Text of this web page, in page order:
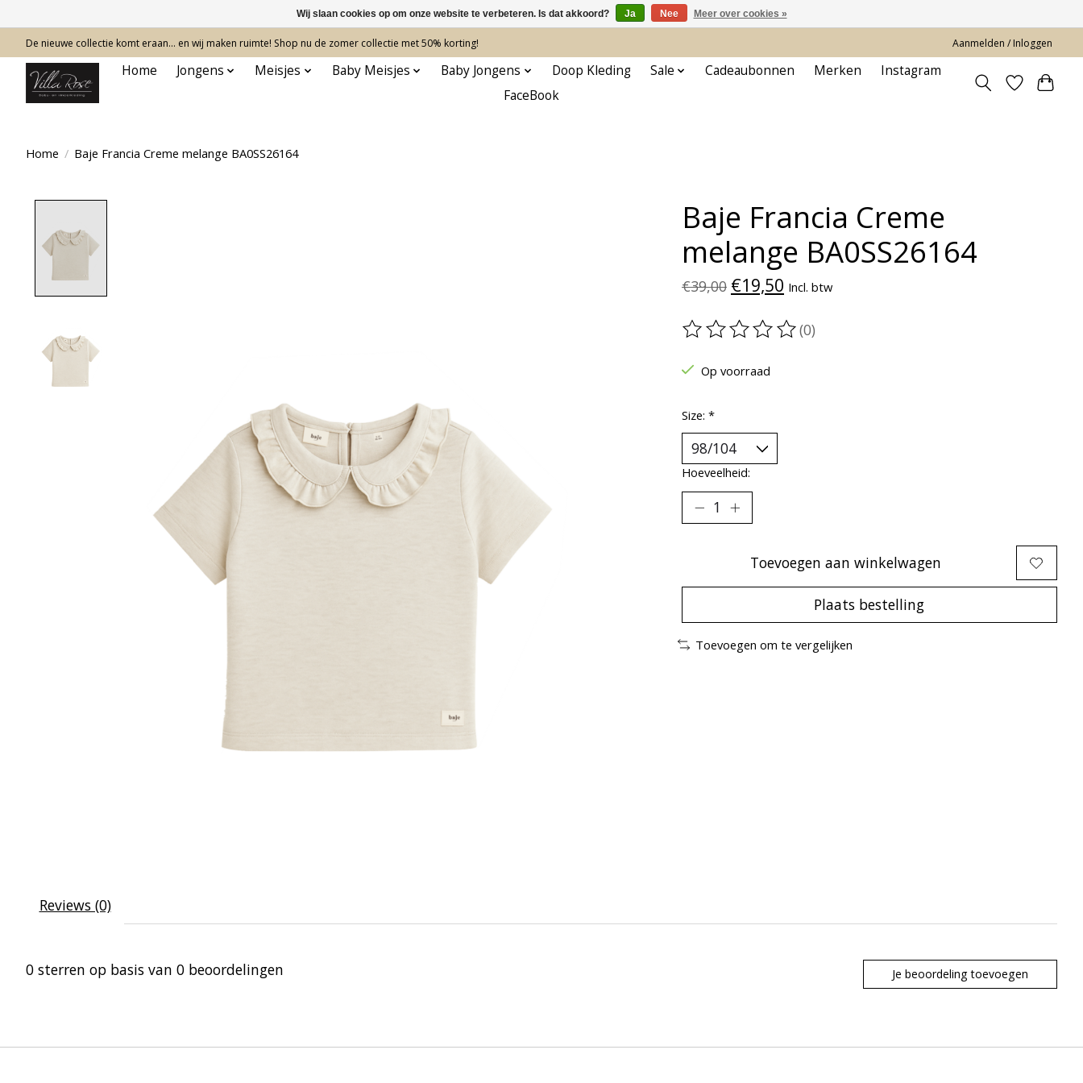
De nieuwe collectie komt eraan… en wij maken ruimte! Shop nu de zomer collectie met 50% korting! Aanmelden / Inloggen
Home Jongens Meisjes Baby Meisjes Baby Jongens Doop Kleding Sale Cadeaubonnen Merken
Instagram
FaceBook
Home / Baje Francia Creme melange BA0SS26164
Baje Francia Creme
melange BA0SS26164
€39,00 €19,50 Incl. btw
De beoordeling van dit product is
(0)
Op voorraad
Size: *
Hoeveelheid:
Toevoegen aan winkelwagen
Plaats bestelling
Toevoegen om te vergelijken
Reviews (0)
0 sterren op basis van 0 beoordelingen Je beoordeling toevoegen
Wij slaan cookies op om onze website te verbeteren. Is dat akkoord? Ja Nee Meer over cookies »